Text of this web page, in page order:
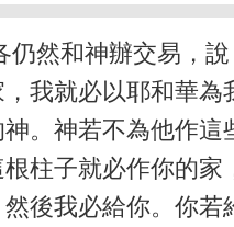
然和神辦交易，
我就必以耶和華為
。神若不為他作
柱子就必作你的
後我必給你。你